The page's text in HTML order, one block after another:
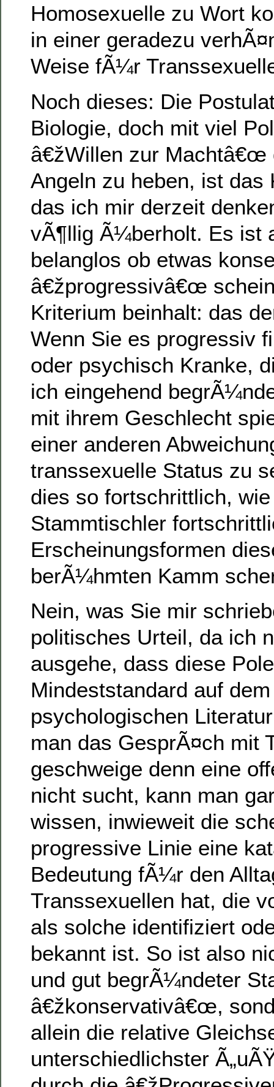
Homosexuelle zu Wort
in einer geradezu
Weise fÃ¼r
Noch dieses: Die
Biologie, doch mit viel
â€žWillen zur Machtâ€œ
Angeln zu heben, ist das
das ich mir derzeit
vÃ¶llig Ã¼berholt. Es ist
belanglos ob etwas
â€žprogressivâ€œ
Kriterium beinhalt: das
Wenn Sie es progressiv
oder psychisch Kranke,
ich eingehend
mit ihrem Geschlecht
einer anderen
transsexuelle Status zu
dies so fortschrittlich,
Stammtischler
Erscheinungsformen
berÃ¼hmten Kamm
Nein, was Sie mir
politisches Urteil, da ich
ausgehe, dass diese
Mindeststandard auf
psychologischen
man das GesprÃ¤ch mit
geschweige denn eine
nicht sucht, kann man
wissen, inwieweit die
progressive Linie eine
Bedeutung fÃ¼r den
Transsexuellen hat, die
als solche identifiziert
bekannt ist. So ist also
und gut begrÃ¼ndeter
â€žkonservativâ€œ,
allein die relative
unterschiedlichster